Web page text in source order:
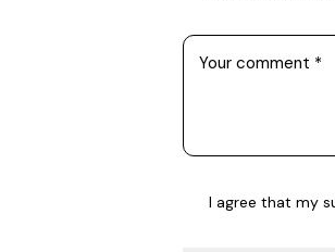
I agree that my